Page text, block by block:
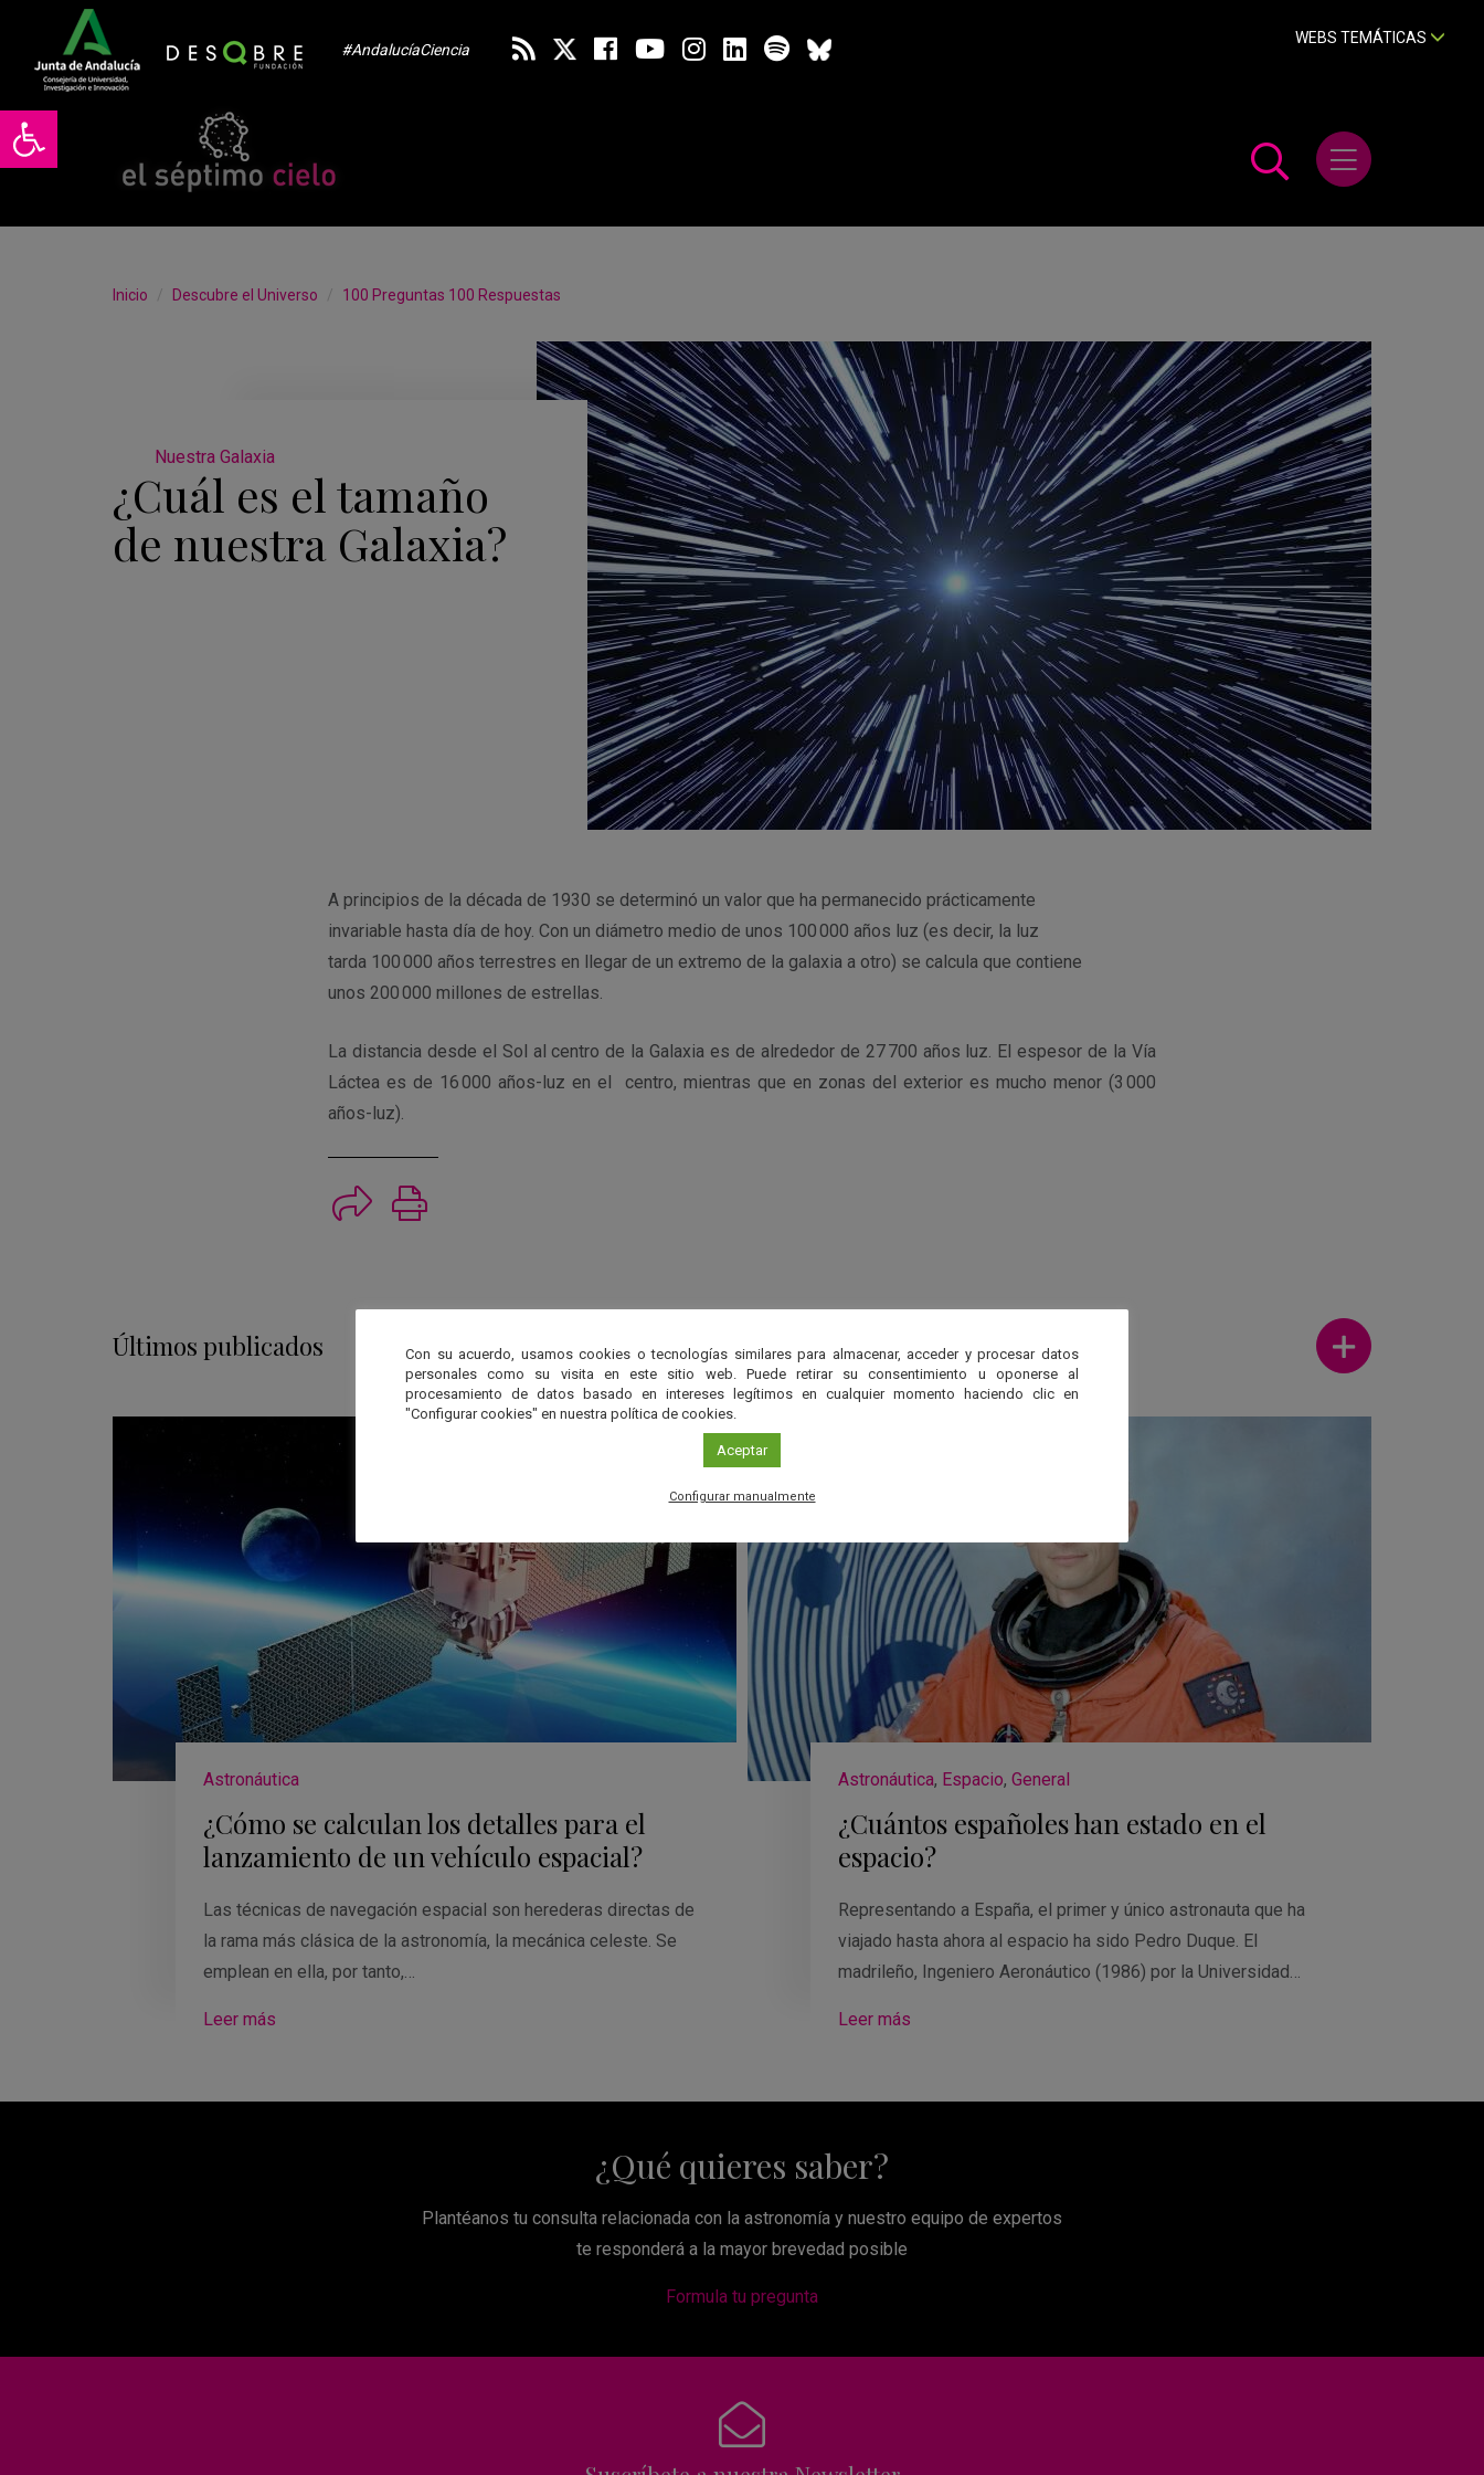
Abrir barra de herramientas
#AndalucíaCiencia
WEBS TEMÁTICAS
Abrir menú
Inicio Descubre el Universo 100 Preguntas 100 Respuestas
Nuestra Galaxia
¿Cuál es el tamaño
de nuestra Galaxia?
A principios de la década de 1930 se determinó un valor que ha permanecido prácticamente
invariable hasta día de hoy. Con un diámetro medio de unos 100 000 años luz (es decir, la luz
tarda 100 000 años terrestres en llegar de un extremo de la galaxia a otro) se calcula que contiene
unos 200 000 millones de estrellas.
La distancia desde el Sol al centro de la Galaxia es de alrededor de 27 700 años luz. El espesor de la Vía
Láctea es de 16 000 años-luz en el centro, mientras que en zonas del exterior es mucho menor (3 000
años-luz).
Últimos publicados
Ver más
Astronáutica
¿Cómo se calculan los detalles para el
lanzamiento de un vehículo espacial?
Las técnicas de navegación espacial son herederas directas de
la rama más clásica de la astronomía, la mecánica celeste. Se
emplean en ella, por tanto,…
Leer más
Astronáutica, Espacio, General
¿Cuántos españoles han estado en el
espacio?
Representando a España, el primer y único astronauta que ha
viajado hasta ahora al espacio ha sido Pedro Duque. El
madrileño, Ingeniero Aeronáutico (1986) por la Universidad…
Leer más
¿Qué quieres saber?
Plantéanos tu consulta relacionada con la astronomía y nuestro equipo de expertos
te responderá a la mayor brevedad posible
Formula tu pregunta
Con su acuerdo, usamos cookies o tecnologías similares para almacenar, acceder y procesar datos
personales como su visita en este sitio web. Puede retirar su consentimiento u oponerse al
procesamiento de datos basado en intereses legítimos en cualquier momento haciendo clic en
"Configurar cookies" en nuestra política de cookies.
Aceptar
Configurar manualmente